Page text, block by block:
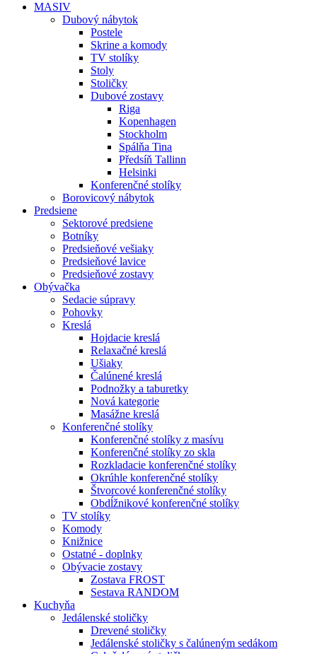
MASIV
Dubový nábytok
Postele
Skrine a komody
TV stolíky
Stoly
Stoličky
Dubové zostavy
Riga
Kopenhagen
Stockholm
Spálňa Tina
Předsíň Tallinn
Helsinki
Konferenčné stolíky
Borovicový nábytok
Predsiene
Sektorové predsiene
Botníky
Predsieňové vešiaky
Predsieňové lavice
Predsieňové zostavy
Obývačka
Sedacie súpravy
Pohovky
Kreslá
Hojdacie kreslá
Relaxačné kreslá
Ušiaky
Čalúnené kreslá
Podnožky a taburetky
Nová kategorie
Masážne kreslá
Konferenčné stolíky
Konferenčné stolíky z masívu
Konferenčné stolíky zo skla
Rozkladacie konferenčné stolíky
Okrúhle konferenčné stolíky
Štvorcové konferenčné stolíky
Obdĺžnikové konferenčné stolíky
TV stolíky
Komody
Knižnice
Ostatné - doplnky
Obývacie zostavy
Zostava FROST
Sestava RANDOM
Kuchyňa
Jedálenské stoličky
Drevené stoličky
Jedálenské stoličky s čalúneným sedákom